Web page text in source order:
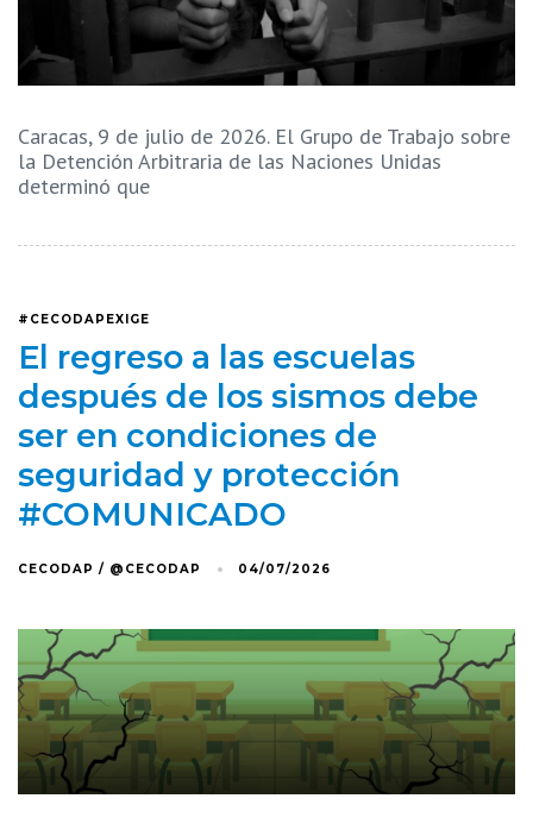
Caracas, 9 de julio de 2026. El Grupo de Trabajo sobre
la Detención Arbitraria de las Naciones Unidas
determinó que
#CECODAPEXIGE
El regreso a las escuelas
después de los sismos debe
ser en condiciones de
seguridad y protección
#COMUNICADO
CECODAP / @CECODAP 04/07/2026